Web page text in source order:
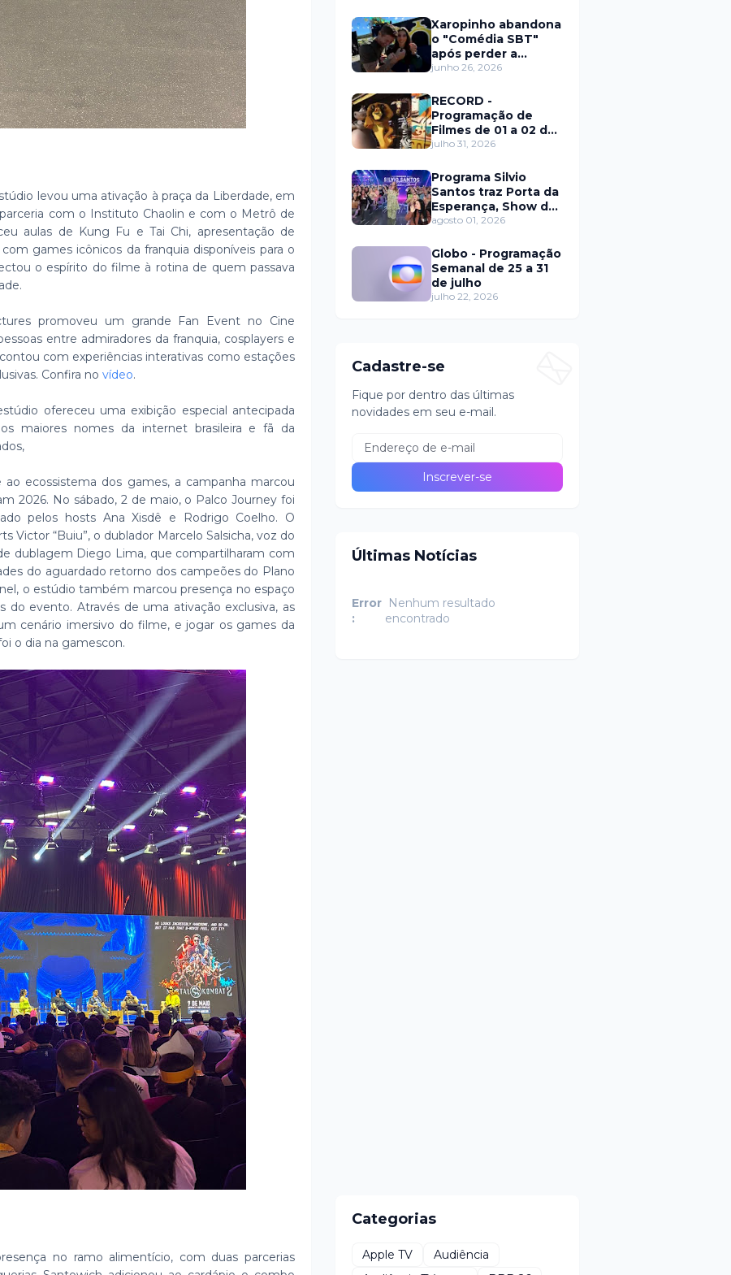
levou uma ativação à praça da Liberdade, em
com o Instituto Chaolin e com o Metrô de
aulas de Kung Fu e Tai Chi, apresentação de
games icônicos da franquia disponíveis para o
o espírito do filme à rotina de quem passava
promoveu um grande Fan Event no Cine
entre admiradores da franquia, cosplayers e
com experiências interativas como estações
Confira no vídeo.
ofereceu uma exibição especial antecipada
maiores nomes da internet brasileira e fã da
ecossistema dos games, a campanha marcou
2026. No sábado, 2 de maio, o Palco Journey foi
pelos hosts Ana Xisdê e Rodrigo Coelho. O
Victor “Buiu”, o dublador Marcelo Salsicha, voz do
dublagem Diego Lima, que compartilharam com
do aguardado retorno dos campeões do Plano
o estúdio também marcou presença no espaço
do evento. Através de uma ativação exclusiva, as
cenário imersivo do filme, e jogar os games da
o dia na gamescon.
no ramo alimentício, com duas parcerias
trás de fraude
internacional
Xaropinho abandona
o "Comédia SBT"
após perder a
paciência com Sarro
junho 26, 2026
RECORD -
Programação de
Filmes de 01 a 02 de
agosto
julho 31, 2026
Programa Silvio
Santos traz Porta da
Esperança, Show de
Calouros e Qual é a
domingo (2)
agosto 01, 2026
Globo - Programação
Semanal de 25 a 31
de julho
julho 22, 2026
Cadastre-se
Fique por dentro das últimas
novidades em seu e-mail.
Últimas Notícias
Error
:
Nenhum resultado
encontrado
Categorias
Apple TV
Audiência